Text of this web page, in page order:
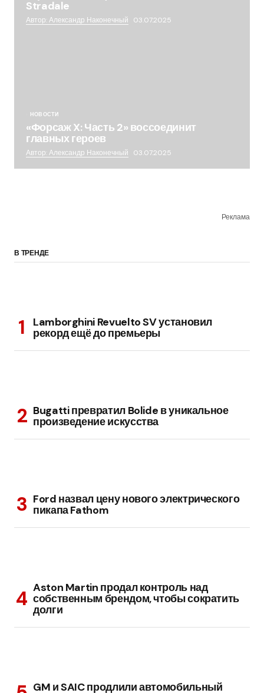
Stradale
Автор: Александр Наконечный 03.07.2025
НОВОСТИ
«Форсаж X: Часть 2» воссоединит
главных героев
Автор: Александр Наконечный 03.07.2025
Реклама
В ТРЕНДЕ
Lamborghini Revuelto SV установил
рекорд ещё до премьеры
Bugatti превратил Bolide в уникальное
произведение искусства
Ford назвал цену нового электрического
пикапа Fathom
Aston Martin продал контроль над
собственным брендом, чтобы сократить
долги
GM и SAIC продлили автомобильный